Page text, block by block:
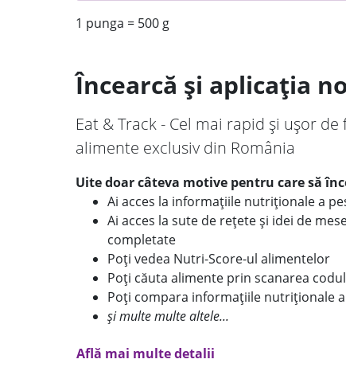
1 punga = 500 g
Încearcă și aplicația
Eat & Track - Cel mai rapid și ușor
alimente exclusiv din România
Uite doar câteva motive pentru care să
Ai acces la informațiile nutriționale a
Ai acces la sute de rețete și idei de
completate
Poți vedea Nutri-Score-ul alimentelor
Poți căuta alimente prin scanarea
Poți compara informațiile nutriționale
și multe multe altele...
Află mai multe detalii